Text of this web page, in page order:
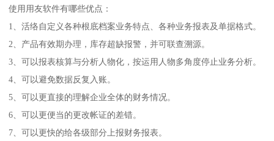
使用用友软件有哪些优点：
1、活络自定义各种根底档案业务特点、各种业务报表及单据格式。
2、产品有效期办理，库存超缺报警，并可联查溯源。
3、可以报表核算与分析人物化，按运用人物多角度停止业务分析。
4、可以避免数据反复入账。
5、可以更直接的理解企业全体的财务情况。
6、可以更便当的更改帐证的差错。
7、可以更快的给各级部分上报财务报表。